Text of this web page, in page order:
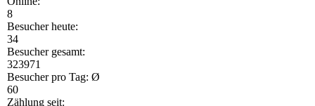
8
Besucher heute:
34
Besucher gesamt:
323971
Besucher pro Tag: Ø
60
Zählung seit: